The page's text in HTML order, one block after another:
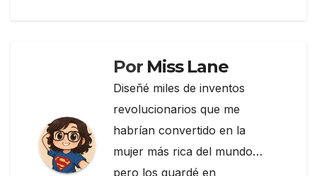
Por Miss Lane
Diseñé miles de inventos
revolucionarios que me
habrían convertido en la
mujer más rica del mundo…
pero los guardé en